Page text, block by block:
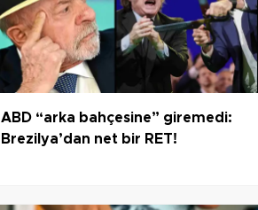
ABD “arka bahçesine” giremedi:
Brezilya’dan net bir RET!